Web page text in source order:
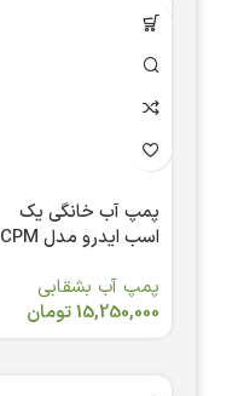
پمپ آب خانگی یک
اسب ایدرو مدل CPM
پمپ آب بشقابی
15,250,000تومان